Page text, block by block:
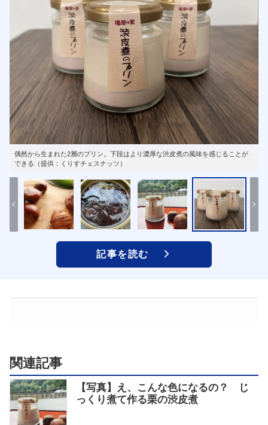
偶然から生まれた2層のプリン。下段はより濃厚な渋皮煮の風味を感じることが
できる（提供：くりすチェスナッツ）
記事を読む
関連記事
【写真】え、こんな色になるの？ じ
っくり煮て作る栗の渋皮煮